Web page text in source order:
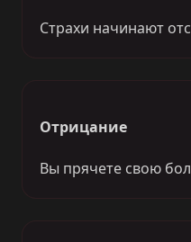
Страхи начинают
Отрицание
Вы прячете свою